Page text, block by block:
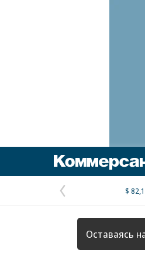
Предыдущая
страница
$
Оставаясь